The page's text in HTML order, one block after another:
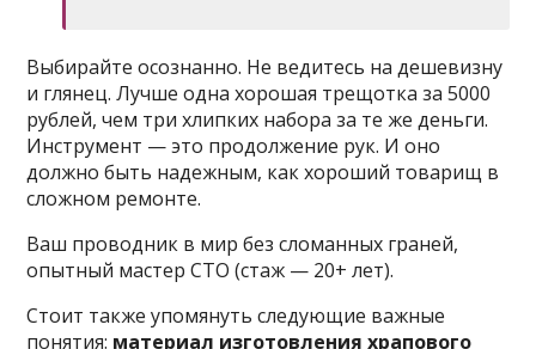
Выбирайте осознанно. Не ведитесь на дешевизну
и глянец. Лучше одна хорошая трещотка за 5000
рублей, чем три хлипких набора за те же деньги.
Инструмент — это продолжение рук. И оно
должно быть надежным, как хороший товарищ в
сложном ремонте.
Ваш проводник в мир без сломанных граней,
опытный мастер СТО (стаж — 20+ лет).
Стоит также упомянуть следующие важные
понятия: материал изготовления храпового